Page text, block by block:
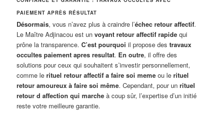
PAIEMENT APRÈS RÉSULTAT
Désormais, vous n’avez plus à craindre l’échec retour affectif.
Le Maître Adjinacou est unvoyant retour affectif rapide qui
prône la transparence.C’est pourquoi il propose destravaux
occultes paiement apres resultat. En outre, il offre des
solutions pour ceux qui souhaitent s’investir personnellement,
comme lerituel retour affectif a faire soi meme ou lerituel
retour amoureux à faire soi même. Cependant, pour unrituel
retour d affection qui marche à coup sûr, l’expertise d’un initié
reste votre meilleure garantie.